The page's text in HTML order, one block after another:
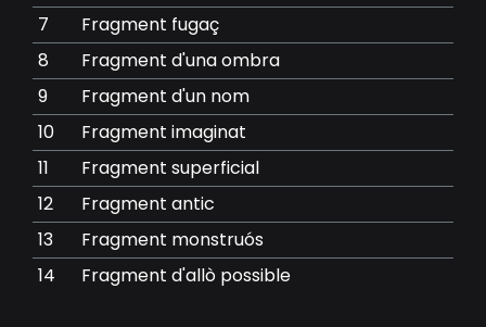
7
Fragment fugaç
8
Fragment d'una ombra
9
Fragment d'un nom
10
Fragment imaginat
11
Fragment superficial
12
Fragment antic
13
Fragment monstruós
14
Fragment d'allò possible